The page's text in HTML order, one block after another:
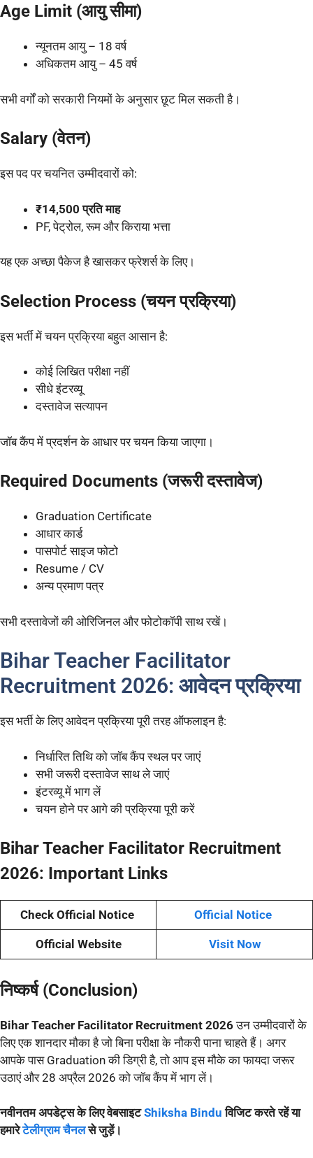
Age Limit (आयु सीमा)
न्यूनतम आयु – 18 वर्ष
अधिकतम आयु – 45 वर्ष
सभी वर्गों को सरकारी नियमों के अनुसार छूट मिल सकती है।
Salary (वेतन)
इस पद पर चयनित उम्मीदवारों को:
₹14,500 प्रति माह
PF, पेट्रोल, रूम और किराया भत्ता
यह एक अच्छा पैकेज है खासकर फ्रेशर्स के लिए।
Selection Process (चयन प्रक्रिया)
इस भर्ती में चयन प्रक्रिया बहुत आसान है:
कोई लिखित परीक्षा नहीं
सीधे इंटरव्यू
दस्तावेज सत्यापन
जॉब कैंप में प्रदर्शन के आधार पर चयन किया जाएगा।
Required Documents (जरूरी दस्तावेज)
Graduation Certificate
आधार कार्ड
पासपोर्ट साइज फोटो
Resume / CV
अन्य प्रमाण पत्र
सभी दस्तावेजों की ओरिजिनल और फोटोकॉपी साथ रखें।
Bihar Teacher Facilitator
Recruitment 2026: आवेदन प्रक्रिया
इस भर्ती के लिए आवेदन प्रक्रिया पूरी तरह ऑफलाइन है:
निर्धारित तिथि को जॉब कैंप स्थल पर जाएं
सभी जरूरी दस्तावेज साथ ले जाएं
इंटरव्यू में भाग लें
चयन होने पर आगे की प्रक्रिया पूरी करें
Bihar Teacher Facilitator Recruitment
2026: Important Links
Check Official Notice Official Notice
Official Website Visit Now
निष्कर्ष (Conclusion)
Bihar Teacher Facilitator Recruitment 2026उन उम्मीदवारों के
लिए एक शानदार मौका है जो बिना परीक्षा के नौकरी पाना चाहते हैं। अगर
आपके पास Graduation की डिग्री है, तो आप इस मौके का फायदा जरूर
उठाएं और 28 अप्रैल 2026 को जॉब कैंप में भाग लें।
नवीनतम अपडेट्स के लिए वेबसाइटShiksha Bindu विजिट करते रहें या
हमारेटेलीग्राम चैनल से जुड़ें।